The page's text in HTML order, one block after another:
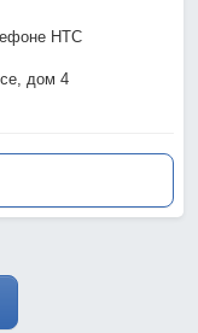
HTC
дом 4